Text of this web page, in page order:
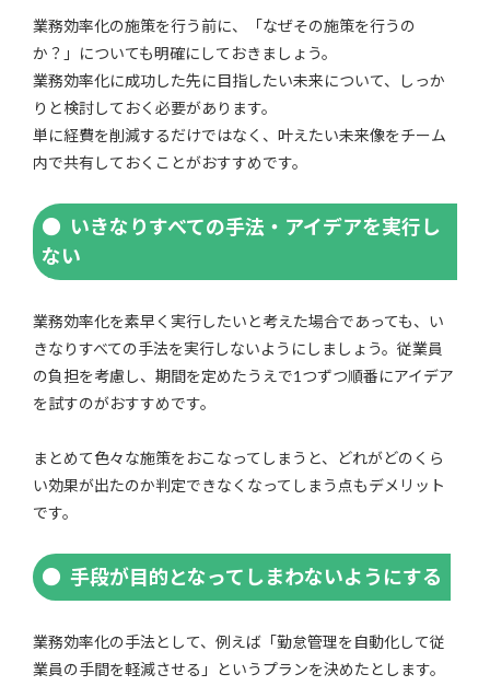
業務効率化の施策を行う前に、「なぜその施策を行うの
か？」についても明確にしておきましょう。
業務効率化に成功した先に目指したい未来について、しっか
りと検討しておく必要があります。
単に経費を削減するだけではなく、叶えたい未来像をチーム
内で共有しておくことがおすすめです。
いきなりすべての手法・アイデアを実行し
ない
業務効率化を素早く実行したいと考えた場合であっても、い
きなりすべての手法を実行しないようにしましょう。従業員
の負担を考慮し、期間を定めたうえで1つずつ順番にアイデア
を試すのがおすすめです。
まとめて色々な施策をおこなってしまうと、どれがどのくら
い効果が出たのか判定できなくなってしまう点もデメリット
です。
手段が目的となってしまわないようにする
業務効率化の手法として、例えば「勤怠管理を自動化して従
業員の手間を軽減させる」というプランを決めたとします。